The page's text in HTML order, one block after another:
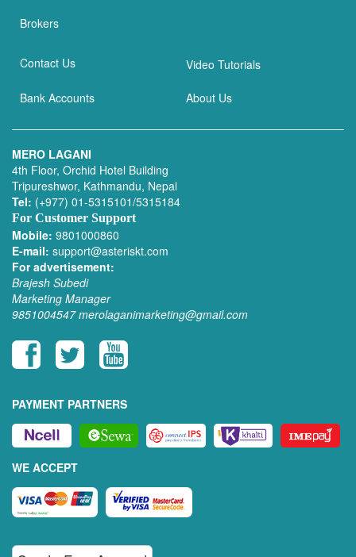
Brokers
Contact Us Video Tutorials
Bank Accounts About Us
MERO LAGANI
4th Floor, Orchid Hotel Building
Tripureshwor, Kathmandu, Nepal
Tel: (+977) 01-5315101/5315184
For Customer Support
Mobile: 9801000860
E-mail: support@asteriskt.com
For advertisement:
Brajesh Subedi
Marketing Manager
9851004547 merolaganimarketing@gmail.com
PAYMENT PARTNERS
WE ACCEPT